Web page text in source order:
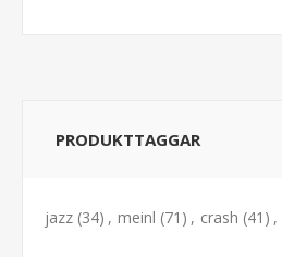
PRODUKTTAGGAR
jazz (34) , meinl (71) , crash (41) ,